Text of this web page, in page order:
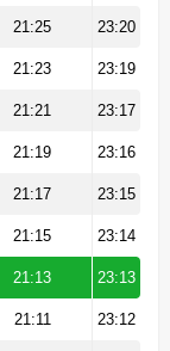
21:25 23:20
21:23 23:19
21:21 23:17
21:19 23:16
21:17 23:15
21:15 23:14
21:13 23:13
21:11 23:12